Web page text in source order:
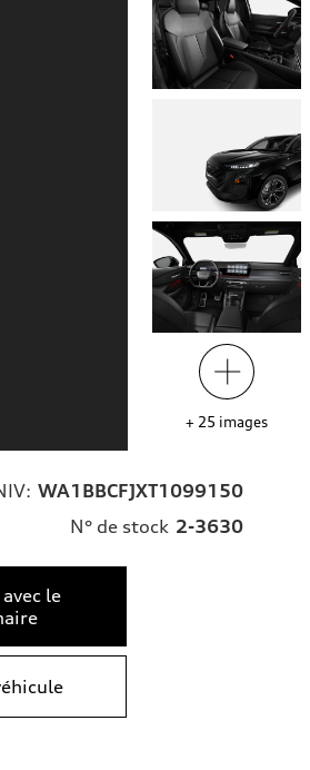
+ 25 images
WA1BBCFJXT1099150
N° de stock 2-3630
le